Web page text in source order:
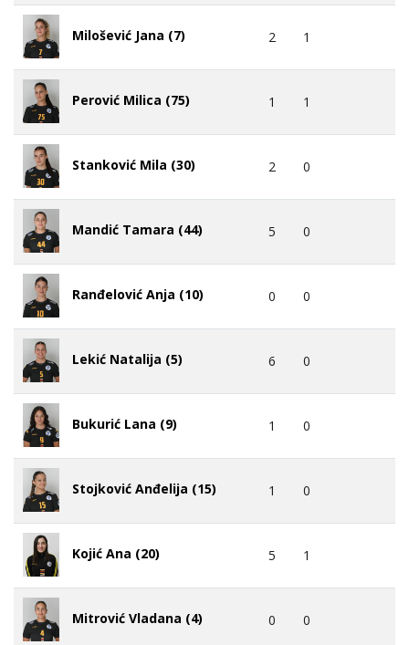
Milošević Jana (7) 2 1
Perović Milica (75) 1 1
Stanković Mila (30) 2 0
Mandić Tamara (44) 5 0
Ranđelović Anja (10) 0 0
Lekić Natalija (5) 6 0
Bukurić Lana (9) 1 0
Stojković Anđelija (15) 1 0
Kojić Ana (20) 5 1
Mitrović Vladana (4) 0 0